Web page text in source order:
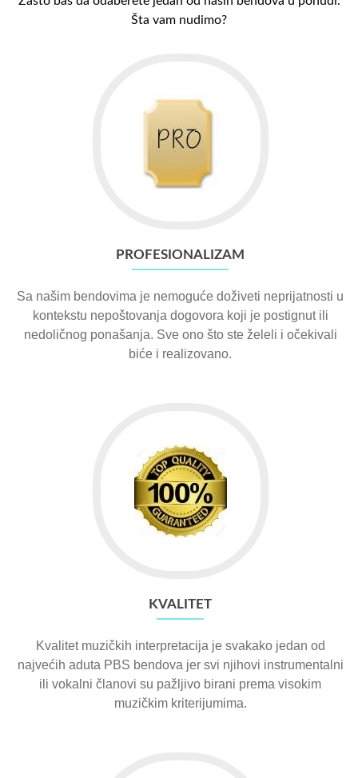
Šta vam nudimo?
PROFESIONALIZAM
Sa našim bendovima je nemoguće doživeti neprijatnosti u
kontekstu nepoštovanja dogovora koji je postignut ili
nedoličnog ponašanja. Sve ono što ste želeli i očekivali
biće i realizovano.
KVALITET
Kvalitet muzičkih interpretacija je svakako jedan od
najvećih aduta PBS bendova jer svi njihovi instrumentalni
ili vokalni članovi su pažljivo birani prema visokim
muzičkim kriterijumima.